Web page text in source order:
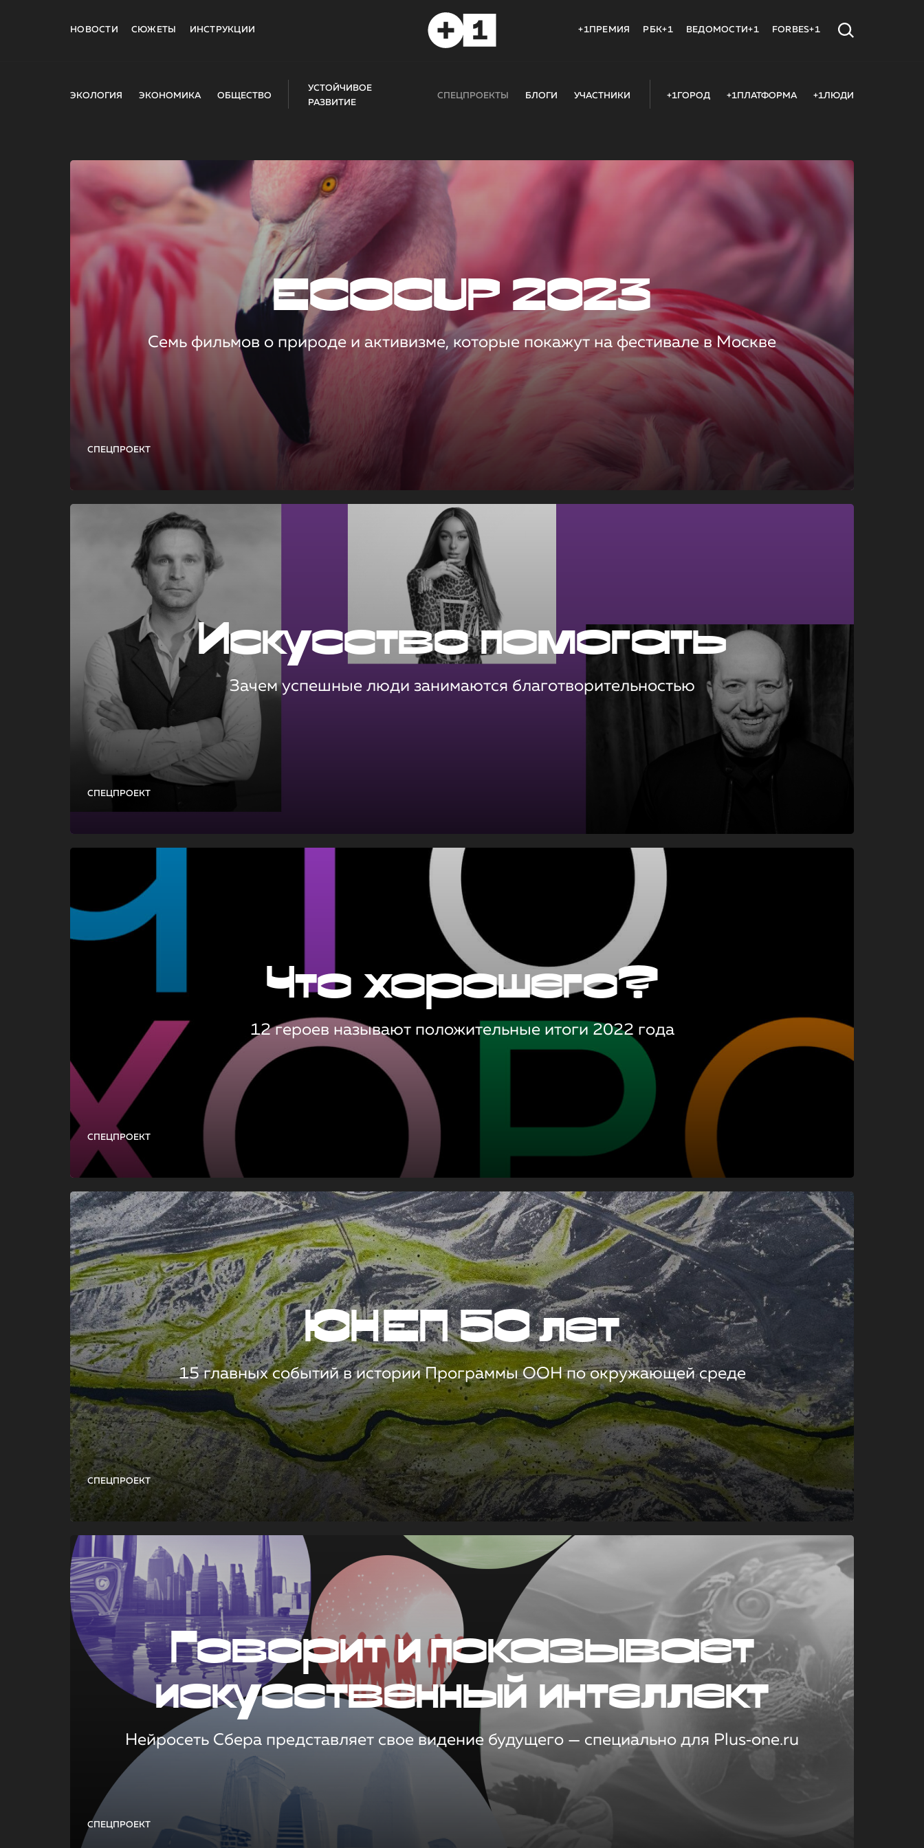
НОВОСТИ СЮЖЕТЫ ИНСТРУКЦИИ +1ПРЕМИЯ РБК+1 ВЕДОМОСТИ+1 FORBES+1
ЭКОЛОГИЯ ЭКОНОМИКА ОБЩЕСТВО
УСТОЙЧИВОЕ
РАЗВИТИЕ
СПЕЦПРОЕКТЫ БЛОГИ УЧАСТНИКИ +1ГОРОД +1ПЛАТФОРМА +1ЛЮДИ
СПЕЦПРОЕКТ
ECOCUP 2023
Семь фильмов о природе и активизме, которые покажут на фестивале в Москве
СПЕЦПРОЕКТ
Искусство помогать
Зачем успешные люди занимаются благотворительностью
СПЕЦПРОЕКТ
Что хорошего?
12 героев называют положительные итоги 2022 года
СПЕЦПРОЕКТ
ЮНЕП 50 лет
15 главных событий в истории Программы ООН по окружающей среде
СПЕЦПРОЕКТ
Говорит и показывает
искусственный интеллект
Нейросеть Сбера представляет свое видение будущего — специально для Plus‑one.ru